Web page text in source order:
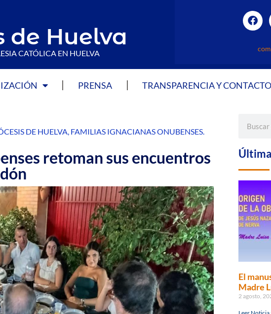
de Huelva
CATÓLICA EN HUELVA
PRENSA TRANSPARENCIA Y CONTACTO
DE HUELVA, FAMILIAS IGNACIANAS ONUBENSES.
retoman sus encuentros
El
Madre
2 agosto,